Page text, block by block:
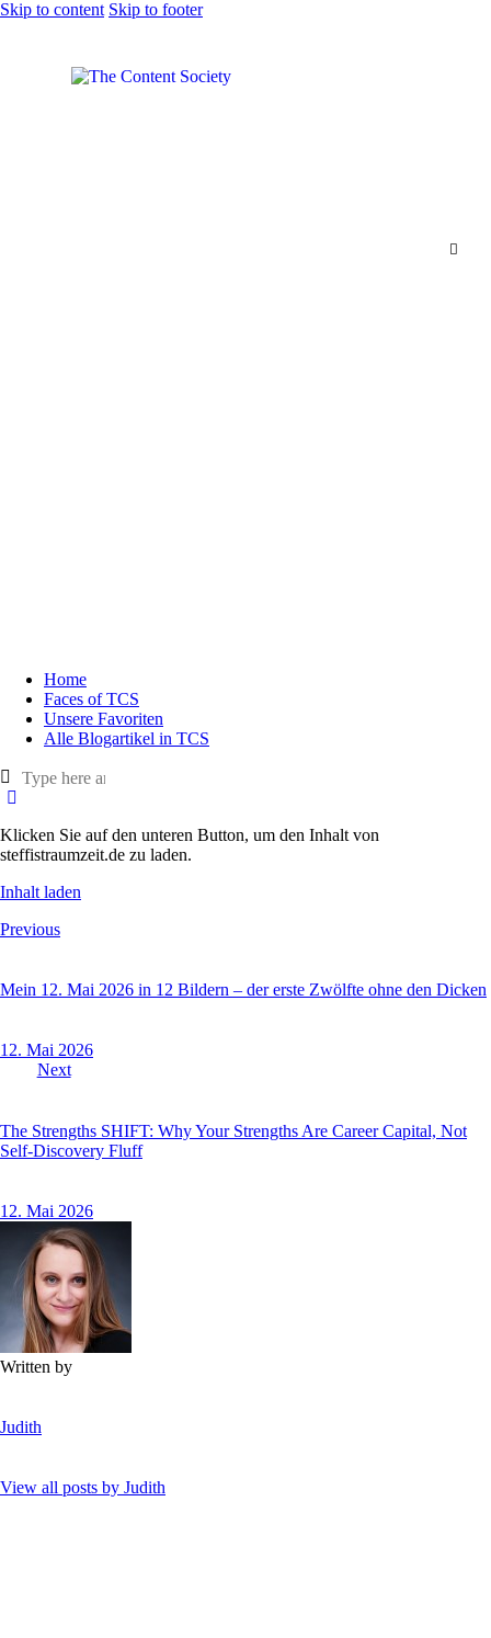
Skip to content Skip to footer
Home
Faces of TCS
Unsere Favoriten
Alle Blogartikel in TCS
Klicken Sie auf den unteren Button, um den Inhalt von
steffistraumzeit.de zu laden.
Inhalt laden
Previous
Mein 12. Mai 2026 in 12 Bildern – der erste Zwölfte ohne den Dicken
12. Mai 2026
Next
The Strengths SHIFT: Why Your Strengths Are Career Capital, Not
Self-Discovery Fluff
12. Mai 2026
Written by
Judith
View all posts by Judith